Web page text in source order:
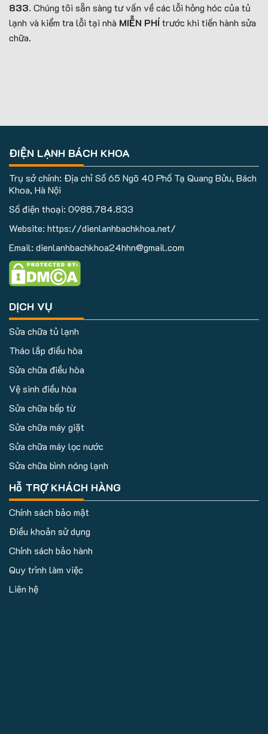
833. Chúng tôi sẵn sàng tư vấn về các lỗi hỏng hóc của tủ
lạnh và kiểm tra lỗi tại nhà MIỄN PHÍtrước khi tiến hành sửa
chữa.
ĐIỆN LẠNH BÁCH KHOA
Trụ sở chính: Địa chỉ Số 65 Ngõ 40 Phố Tạ Quang Bửu, Bách
Khoa, Hà Nội
Số điện thoại: 0988.784.833
Website: https://dienlanhbachkhoa.net/
Email: dienlanhbachkhoa24hhn@gmail.com
DỊCH VỤ
Sửa chữa tủ lạnh
Tháo lắp điều hòa
Sửa chữa điều hòa
Vệ sinh điều hòa
Sửa chữa bếp từ
Sửa chữa máy giặt
Sửa chữa máy lọc nước
Sửa chữa bình nóng lạnh
Hỗ TRỢ KHÁCH HÀNG
Chính sách bảo mật
Điều khoản sử dụng
Chính sách bảo hành
Quy trình làm việc
Liên hệ